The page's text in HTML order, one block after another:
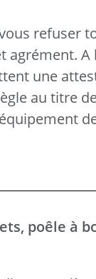
refuser
A
une
au titre
poêle à